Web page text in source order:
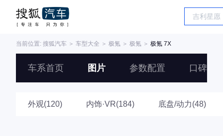
当前位置: 搜狐汽车 ＞ 车型大全 ＞ 极氪 ＞ 极氪 ＞ 极氪 7X
车系首页 图片 参数配置 口碑
外观(120) 内饰·VR(184) 底盘/动力(48)